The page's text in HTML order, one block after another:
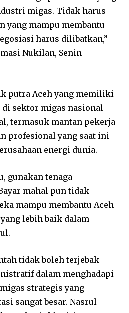
migas. Tidak harus
yang mampu membantu
harus dilibatkan,”
Nukilan, Senin
putra Aceh yang memiliki
di sektor migas nasional
termasuk mantan pekerja
profesional yang saat ini
energi dunia.
gunakan tenaga
mahal pun tidak
mampu membantu Aceh
lebih baik dalam
tidak boleh terjebak
dalam menghadapi
strategis yang
sangat besar. Nasrul